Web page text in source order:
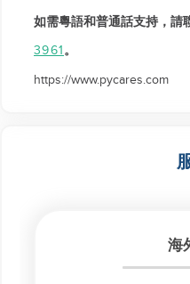
如需粵語和普通話支持，請
3961。
https://www.pycares.com
海